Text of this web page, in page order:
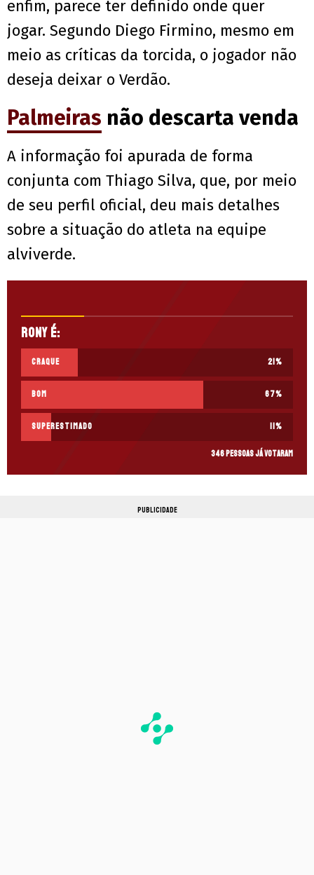
enfim, parece ter definido onde quer
jogar. Segundo Diego Firmino, mesmo em
meio as críticas da torcida, o jogador não
deseja deixar o Verdão.
Palmeiras não descarta venda
A informação foi apurada de forma
conjunta com Thiago Silva, que, por meio
de seu perfil oficial, deu mais detalhes
sobre a situação do atleta na equipe
alviverde.
Rony é:
Craque 21%
Bom 67%
Superestimado 11%
346 pessoas já votaram
PUBLICIDADE